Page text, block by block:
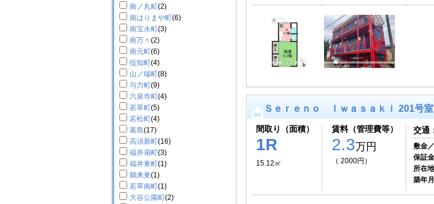
南ノ丸町(2)
南はりまや町(6)
南宝永町(3)
南万々(2)
南元町(6)
役知町(4)
山ノ端町(8)
与力町(9)
六泉寺町(4)
若草町(5)
若松町(4)
葛島(17)
高須新町(16)
福井扇町(3)
福井東町(1)
鵜来巣(1)
若草南町(1)
大谷公園町(2)
Ｓｅｒｅｎｏ Ｉｗａｓａｋｉ 201号室
間取り（面積）
1R
15.12㎡
賃料（管理費等）
2.3万円
（ 2000円）
交通
敷金
保証
所在
築年